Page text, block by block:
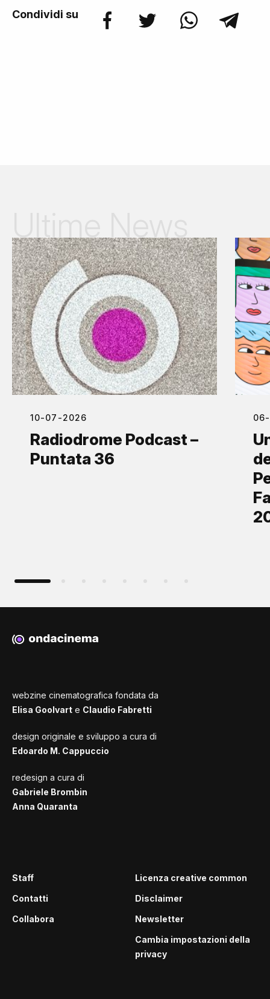
Condividi su
10-07-2026
Radiodrome Podcast –
Puntata 36
webzine cinematografica fondata da
Elisa Goolvart e Claudio Fabretti
design originale e sviluppo a cura di
Edoardo M. Cappuccio
redesign a cura di
Gabriele Brombin
Anna Quaranta
Staff
Contatti
Collabora
Licenza creative common
Disclaimer
Newsletter
Cambia impostazioni della
privacy